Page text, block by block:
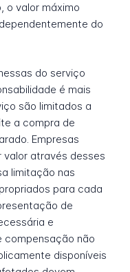
o valor máximo
do
do serviço
é mais
são limitados a
a compra de
Empresas
valor através desses
limitação nas
para cada
de
e
compensação não
disponíveis